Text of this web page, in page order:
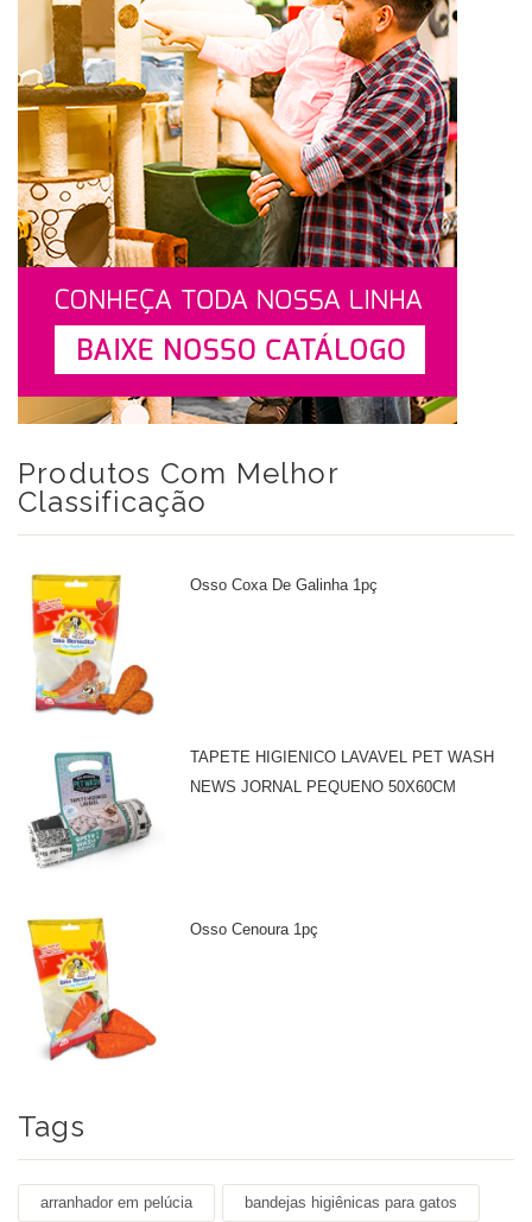
Produtos Com Melhor
Classificação
Osso Coxa De Galinha 1pç
TAPETE HIGIENICO LAVAVEL PET WASH
NEWS JORNAL PEQUENO 50X60CM
Osso Cenoura 1pç
Tags
arranhador em pelúcia bandejas higiênicas para gatos